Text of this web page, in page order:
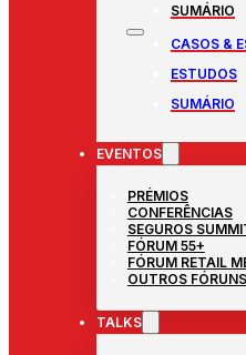
SUMÁRIO
CASOS &
ESTUDOS
SUMÁRIO
EVENTOS
PRÉMIOS
CONFERÊNCIAS
SEGUROS
FÓRUM 55+
FÓRUM RETAIL
OUTROS FÓRUNS
TALKS